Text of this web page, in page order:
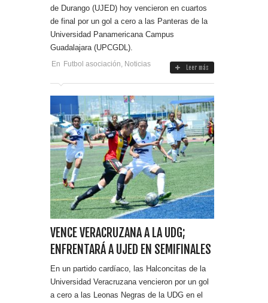
de Durango (UJED) hoy vencieron en cuartos
de final por un gol a cero a las Panteras de la
Universidad Panamericana Campus
Guadalajara (UPCGDL).
En Futbol asociación Noticias Leer más
VENCE VERACRUZANA A LA UDG;
ENFRENTARÁ A UJED EN SEMIFINALES
En un partido cardíaco, las Halconcitas de la
Universidad Veracruzana vencieron por un gol
a cero a las Leonas Negras de la UDG en el